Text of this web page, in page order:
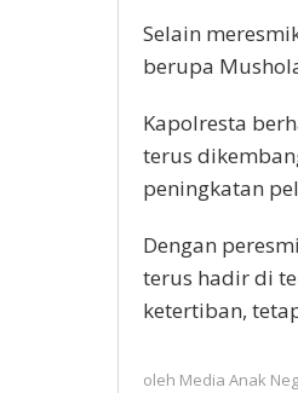
Selain
berupa
Kapolresta
terus
peningkatan
Dengan
terus hadir di
ketertiban,
oleh Media Anak